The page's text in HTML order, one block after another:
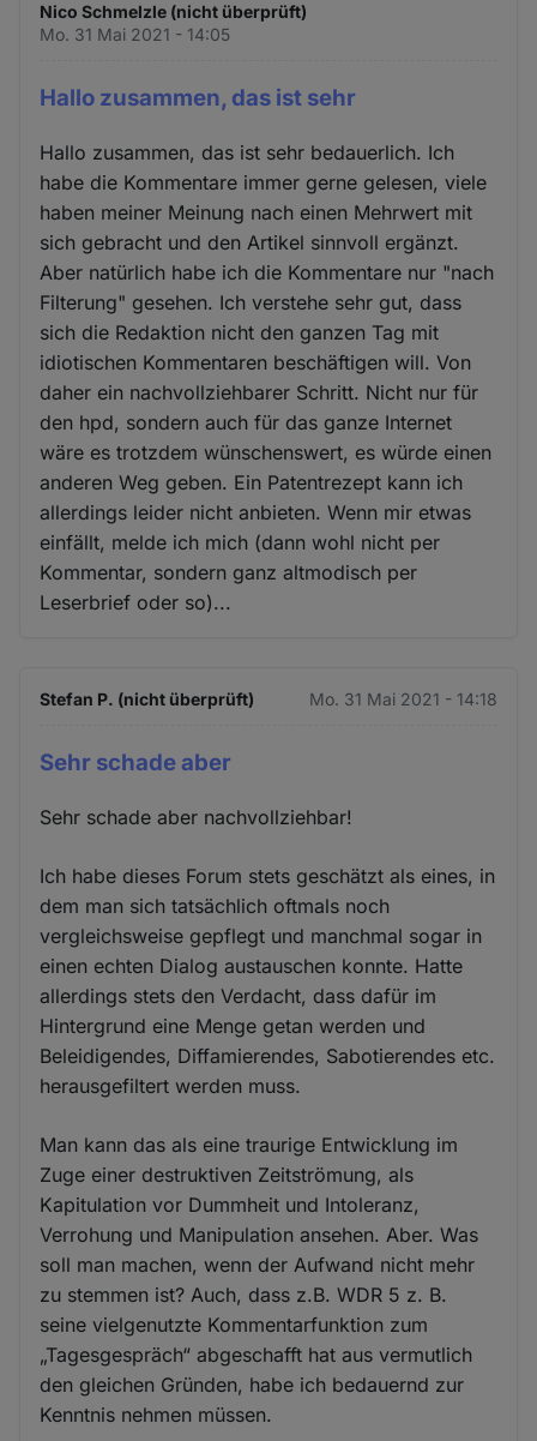
Nico Schmelzle (nicht überprüft)
Mo. 31 Mai 2021 - 14:05
Hallo zusammen, das ist sehr
Hallo zusammen, das ist sehr bedauerlich. Ich
habe die Kommentare immer gerne gelesen, viele
haben meiner Meinung nach einen Mehrwert mit
sich gebracht und den Artikel sinnvoll ergänzt.
Aber natürlich habe ich die Kommentare nur "nach
Filterung" gesehen. Ich verstehe sehr gut, dass
sich die Redaktion nicht den ganzen Tag mit
idiotischen Kommentaren beschäftigen will. Von
daher ein nachvollziehbarer Schritt. Nicht nur für
den hpd, sondern auch für das ganze Internet
wäre es trotzdem wünschenswert, es würde einen
anderen Weg geben. Ein Patentrezept kann ich
allerdings leider nicht anbieten. Wenn mir etwas
einfällt, melde ich mich (dann wohl nicht per
Kommentar, sondern ganz altmodisch per
Leserbrief oder so)...
Stefan P. (nicht überprüft) Mo. 31 Mai 2021 - 14:18
Sehr schade aber
Sehr schade aber nachvollziehbar!
Ich habe dieses Forum stets geschätzt als eines, in
dem man sich tatsächlich oftmals noch
vergleichsweise gepflegt und manchmal sogar in
einen echten Dialog austauschen konnte. Hatte
allerdings stets den Verdacht, dass dafür im
Hintergrund eine Menge getan werden und
Beleidigendes, Diffamierendes, Sabotierendes etc.
herausgefiltert werden muss.
Man kann das als eine traurige Entwicklung im
Zuge einer destruktiven Zeitströmung, als
Kapitulation vor Dummheit und Intoleranz,
Verrohung und Manipulation ansehen. Aber. Was
soll man machen, wenn der Aufwand nicht mehr
zu stemmen ist? Auch, dass z.B. WDR 5 z. B.
seine vielgenutzte Kommentarfunktion zum
„Tagesgespräch“ abgeschafft hat aus vermutlich
den gleichen Gründen, habe ich bedauernd zur
Kenntnis nehmen müssen.